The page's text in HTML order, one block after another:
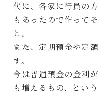
代に、各家に行員の
もあったので作って
と。
また、定期預金や定
す。
今は普通預金の金利
も増えるもの、とい